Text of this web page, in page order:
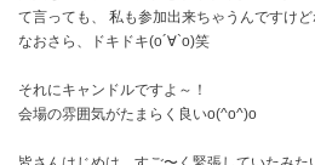
て言っても、 私も参加出来ちゃうんですけ
なおさら、ドキドキ(о´∀`о)笑
それにキャンドルですよ～！
会場の雰囲気がたまらく良いo(^o^)o